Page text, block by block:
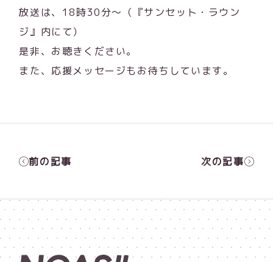
放送は、18時30分～（『サンセット・ラウン
ジ』内にて）
是非、お聴きください。
また、応援メッセージもお待ちしています。
前の記事 次の記事